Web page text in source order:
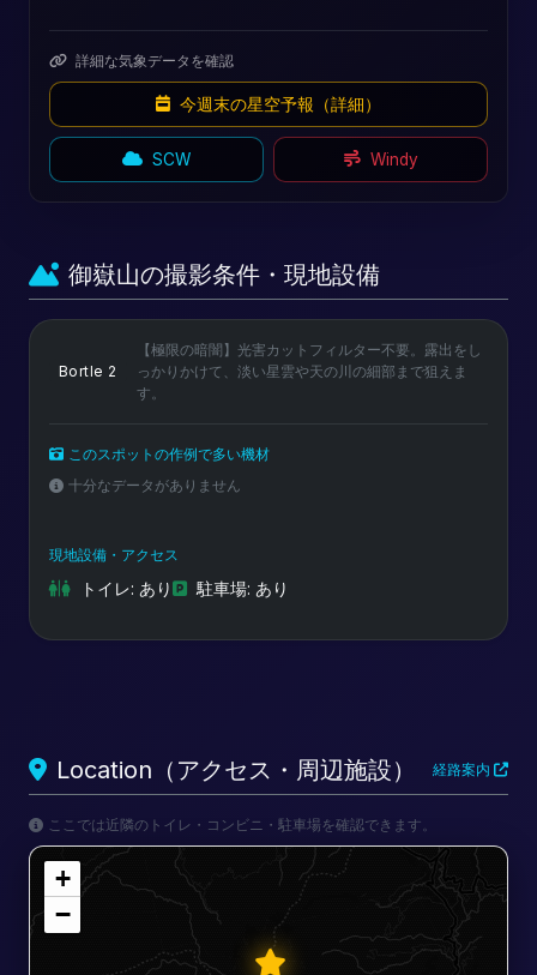
詳細な気象データを確認
今週末の星空予報（詳細）
SCW Windy
御嶽山の撮影条件・現地設備
Bortle 2
【極限の暗闇】光害カットフィルター不要。露出をし
っかりかけて、淡い星雲や天の川の細部まで狙えま
す。
このスポットの作例で多い機材
十分なデータがありません
現地設備・アクセス
トイレ: あり 駐車場: あり
Location（アクセス・周辺施設） 経路案内
ここでは近隣のトイレ・コンビニ・駐車場を確認できます。
+
−